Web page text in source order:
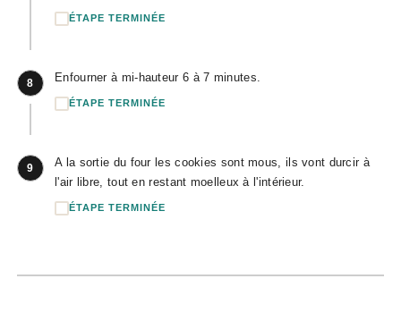
ÉTAPE TERMINÉE
8 Enfourner à mi-hauteur 6 à 7 minutes.
ÉTAPE TERMINÉE
9
A la sortie du four les cookies sont mous, ils vont durcir à
l'air libre, tout en restant moelleux à l'intérieur.
ÉTAPE TERMINÉE